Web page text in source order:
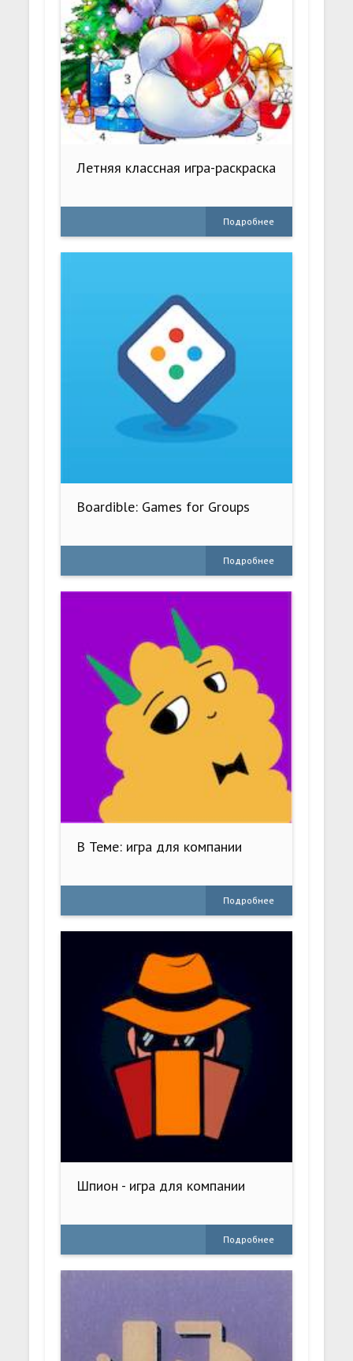
Летняя классная игра-раскраска
Подробнее
Boardible: Games for Groups
Подробнее
В Теме: игра для компании
Подробнее
Шпион - игра для компании
Подробнее